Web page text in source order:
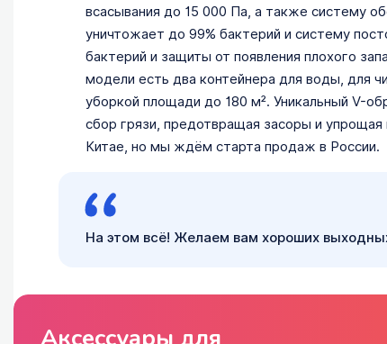
всасывания до 15 000 Па, а также систему
уничтожает до 99% бактерий и систему
бактерий и защиты от появления плохого
модели есть два контейнера для воды, для
уборкой площади до 180 м². Уникальный V-
сбор грязи, предотвращая засоры и
Китае, но мы ждём старта продаж в России.
На этом всё! Желаем вам хороших